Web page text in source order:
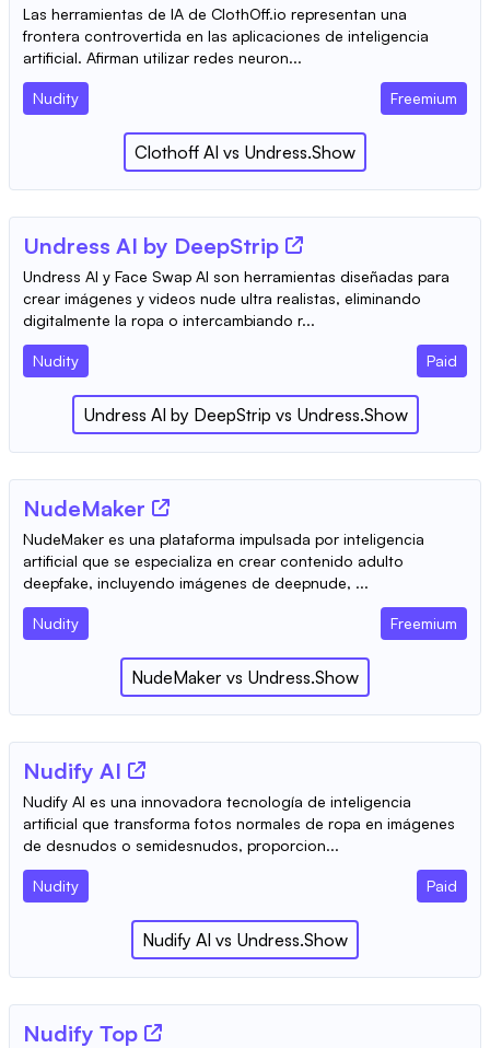
Las herramientas de IA de ClothOff.io representan una
frontera controvertida en las aplicaciones de inteligencia
artificial. Afirman utilizar redes neuron...
Nudity Freemium
Clothoff AI vs Undress.Show
Undress AI by DeepStrip
Undress AI y Face Swap AI son herramientas diseñadas para
crear imágenes y videos nude ultra realistas, eliminando
digitalmente la ropa o intercambiando r...
Nudity Paid
Undress AI by DeepStrip vs Undress.Show
NudeMaker
NudeMaker es una plataforma impulsada por inteligencia
artificial que se especializa en crear contenido adulto
deepfake, incluyendo imágenes de deepnude, ...
Nudity Freemium
NudeMaker vs Undress.Show
Nudify AI
Nudify AI es una innovadora tecnología de inteligencia
artificial que transforma fotos normales de ropa en imágenes
de desnudos o semidesnudos, proporcion...
Nudity Paid
Nudify AI vs Undress.Show
Nudify Top